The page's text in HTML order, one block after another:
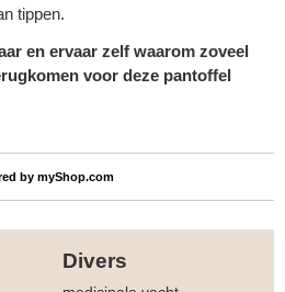
tippen.
en ervaar zelf waarom zoveel
voor deze pantoffel
by myShop.com
Divers